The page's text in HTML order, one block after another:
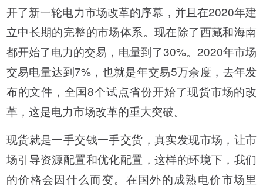
开了新一轮电力市场改革的序幕，并且在2020年建
立中长期的完整的市场体系。现在除了西藏和海南
都开始了电力的交易，电量到了30%。2020年市场
交易电量达到7%，也就是年交易5万余度，去年发
布的文件，全国8个试点省份开始了现货市场的改
革，这是电力市场改革的重大突破。
现货就是一手交钱一手交货，真实发现市场，让市
场引导资源配置和优化配置，这样的环境下，我们
的价格会因什么而变。在国外的成熟电价市场里